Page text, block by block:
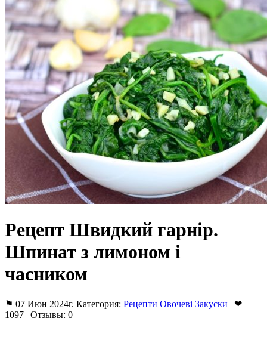
Рецепт Швидкий гарнір.
Шпинат з лимоном і
часником
⚑ 07 Июн 2024г. Категория: Рецепти Овочеві Закуски | ❤
1097 | Отзывы: 0